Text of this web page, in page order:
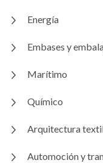
Energía
Embases y
Marítimo
Químico
Arquitectura
Automoción y